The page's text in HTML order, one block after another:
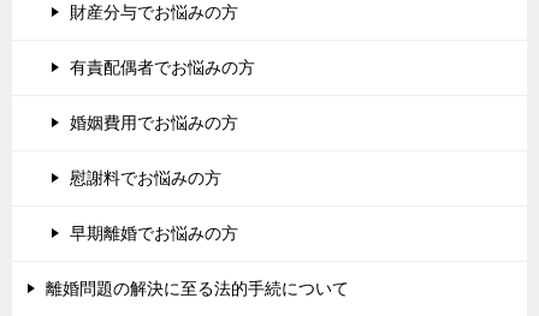
財産分与でお悩みの方
有責配偶者でお悩みの方
婚姻費用でお悩みの方
慰謝料でお悩みの方
早期離婚でお悩みの方
離婚問題の解決に至る法的手続について